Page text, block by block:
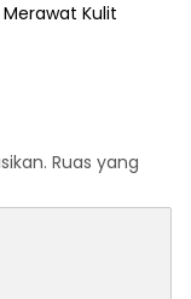
Kulit
Ruas yang